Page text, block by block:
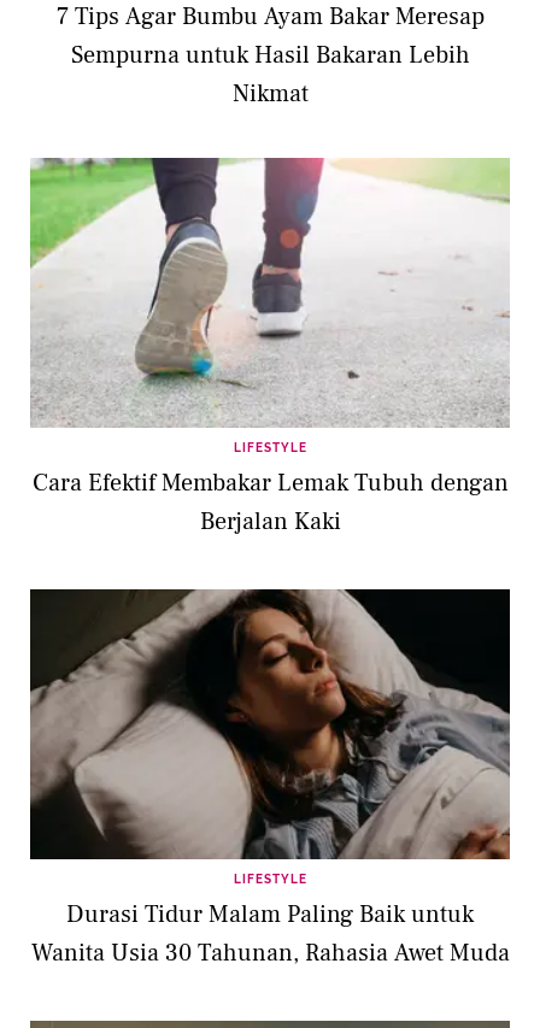
7 Tips Agar Bumbu Ayam Bakar Meresap
Sempurna untuk Hasil Bakaran Lebih
Nikmat
LIFESTYLE
Cara Efektif Membakar Lemak Tubuh dengan
Berjalan Kaki
LIFESTYLE
Durasi Tidur Malam Paling Baik untuk
Wanita Usia 30 Tahunan, Rahasia Awet Muda